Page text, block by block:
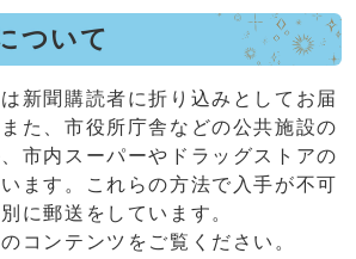
ついて
は新聞購読者に折り込みとしてお届
た、市役所庁舎などの公共施設の
市内スーパーやドラッグストアの
ます。これらの方法で入手が不可
に郵送をしています。
コンテンツをご覧ください。